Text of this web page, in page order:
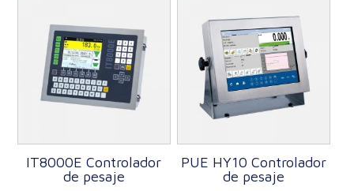
IT8000E Controlador
de pesaje
PUE HY10 Controlador
de pesaje